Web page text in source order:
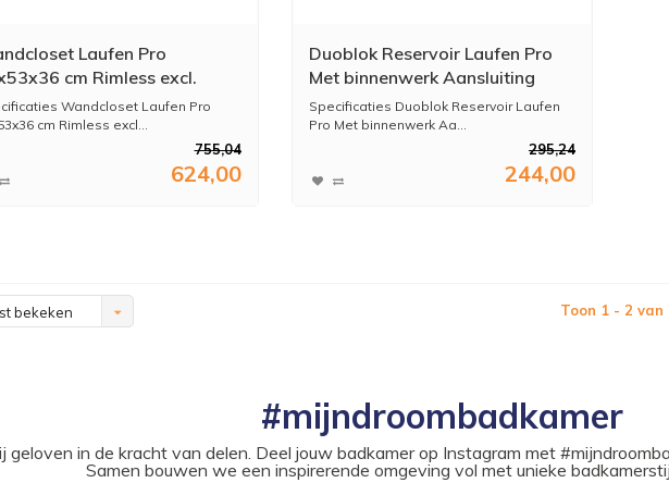
Laufen Pro
cm Rimless excl.
WitWandcloset Laufen Pro
cm Rimless excl...
755,04
624,00
Duoblok Reservoir Laufen Pro
Met binnenwerk Aansluiting
Links/Rechts Wit
Specificaties Duoblok Reservoir Laufen
Pro Met binnenwerk Aa...
295,24
244,00
bekeken Toon 1 - 2 van
#mijndroombadkamer
geloven in de kracht van delen. Deel jouw badkamer op Instagram met
Samen bouwen we een inspirerende omgeving vol met unieke